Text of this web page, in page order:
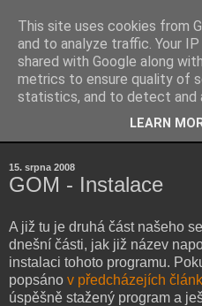
Kubův blog
...osobní blog Jakuba Šenka...
15. srpna 2008
GOM - Instalace
A již tu je druhá část našeho
dnešní části, jak již název
instalaci tohoto programu.
popsáno v předcházejích
úspěšně stažený program a
This site uses cookies from
and to analyze traffic. Your
shared with Google along
metrics to ensure quality of
statistics, and to detect and
LEARN